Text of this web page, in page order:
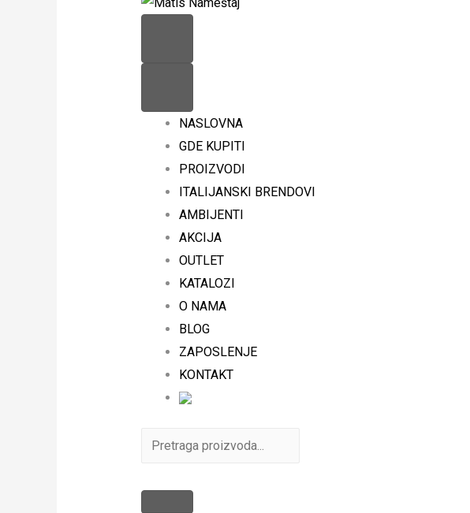
NASLOVNA
GDE KUPITI
PROIZVODI
ITALIJANSKI BRENDOVI
AMBIJENTI
AKCIJA
OUTLET
KATALOZI
O NAMA
BLOG
ZAPOSLENJE
KONTAKT
Search